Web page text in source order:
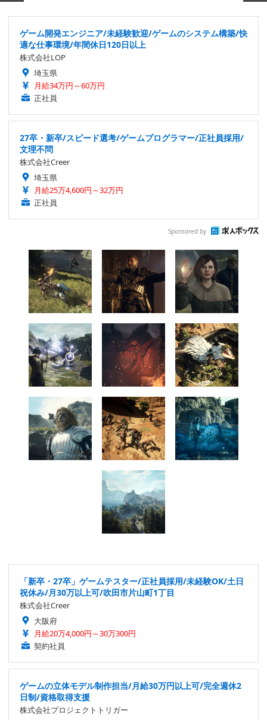
ゲーム開発エンジニア/未経験歓迎/ゲームのシステム構築/快
適な仕事環境/年間休日120日以上
株式会社LOP
埼玉県
月給34万円～60万円
正社員
27卒・新卒/スピード選考/ゲームプログラマー/正社員採用/
文理不問
株式会社Creer
埼玉県
月給25万4,600円～32万円
正社員
Sponsored by
「新卒・27卒」ゲームテスター/正社員採用/未経験OK/土日
祝休み/月30万以上可/吹田市片山町1丁目
株式会社Creer
大阪府
月給20万4,000円～30万300円
契約社員
ゲームの立体モデル制作担当/月給30万円以上可/完全週休2
日制/資格取得支援
株式会社プロジェクトトリガー